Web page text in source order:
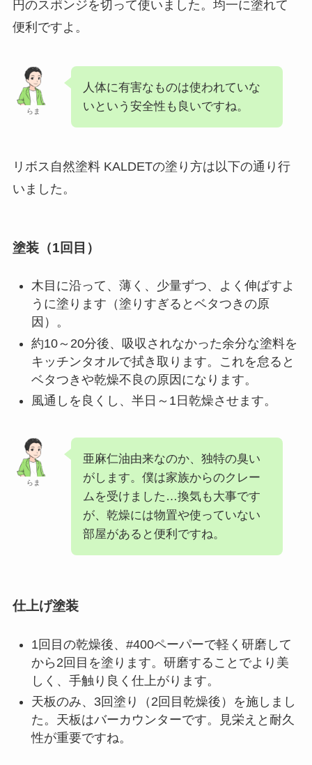
円のスポンジを切って使いました。均一に塗れて
便利ですよ。
らま
人体に有害なものは使われていな
いという安全性も良いですね。
リボス自然塗料 KALDETの塗り方は以下の通り行
いました。
塗装（1回目）
木目に沿って、薄く、少量ずつ、よく伸ばすよ
うに塗ります（塗りすぎるとベタつきの原
因）。
約10～20分後、吸収されなかった余分な塗料を
キッチンタオルで拭き取ります。これを怠ると
ベタつきや乾燥不良の原因になります。
風通しを良くし、半日～1日乾燥させます。
らま
亜麻仁油由来なのか、独特の臭い
がします。僕は家族からのクレー
ムを受けました…換気も大事です
が、乾燥には物置や使っていない
部屋があると便利ですね。
仕上げ塗装
1回目の乾燥後、#400ペーパーで軽く研磨して
から2回目を塗ります。研磨することでより美
しく、手触り良く仕上がります。
天板のみ、3回塗り（2回目乾燥後）を施しまし
た。天板はバーカウンターです。見栄えと耐久
性が重要ですね。